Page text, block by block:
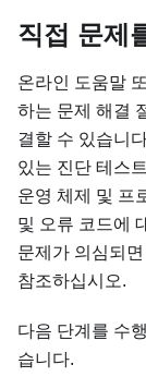
직접 문제
온라인 도움말
하는 문제 해결
결할 수 있습니
있는 진단 테스
운영 체제 및 프
및 오류 코드에
문제가 의심되
참조하십시오.
다음 단계를 수
습니다.